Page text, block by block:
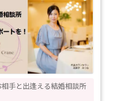
相手と出逢える結婚相談所